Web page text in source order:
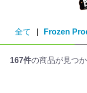
全て Frozen
167件の商品が見つ